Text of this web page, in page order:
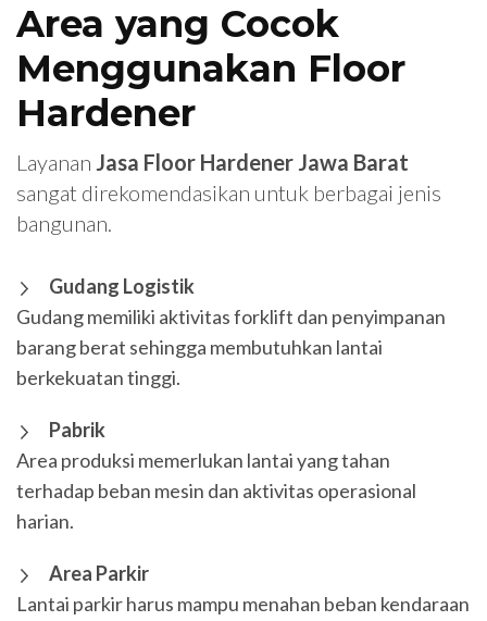
Area yang Cocok
Menggunakan Floor
Hardener
Layanan Jasa Floor Hardener Jawa Barat
sangat direkomendasikan untuk berbagai jenis
bangunan.
Gudang Logistik
Gudang memiliki aktivitas forklift dan penyimpanan
barang berat sehingga membutuhkan lantai
berkekuatan tinggi.
Pabrik
Area produksi memerlukan lantai yang tahan
terhadap beban mesin dan aktivitas operasional
harian.
Area Parkir
Lantai parkir harus mampu menahan beban kendaraan